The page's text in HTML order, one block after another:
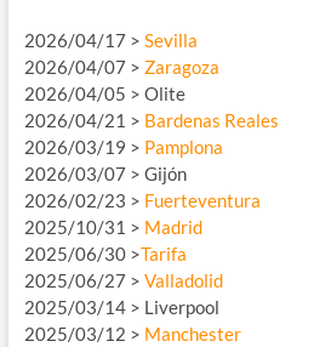
2026/04/17 > Sevilla
2026/04/07 > Zaragoza
2026/04/05 > Olite
2026/04/21 > Bardenas Reales
2026/03/19 > Pamplona
2026/03/07 > Gijón
2026/02/23 > Fuerteventura
2025/10/31 > Madrid
2025/06/30 >Tarifa
2025/06/27 > Valladolid
2025/03/14 > Liverpool
2025/03/12 > Manchester